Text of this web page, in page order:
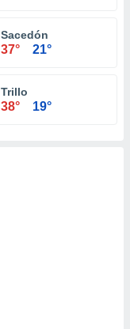
Sacedón
37° 21°
Trillo
38° 19°